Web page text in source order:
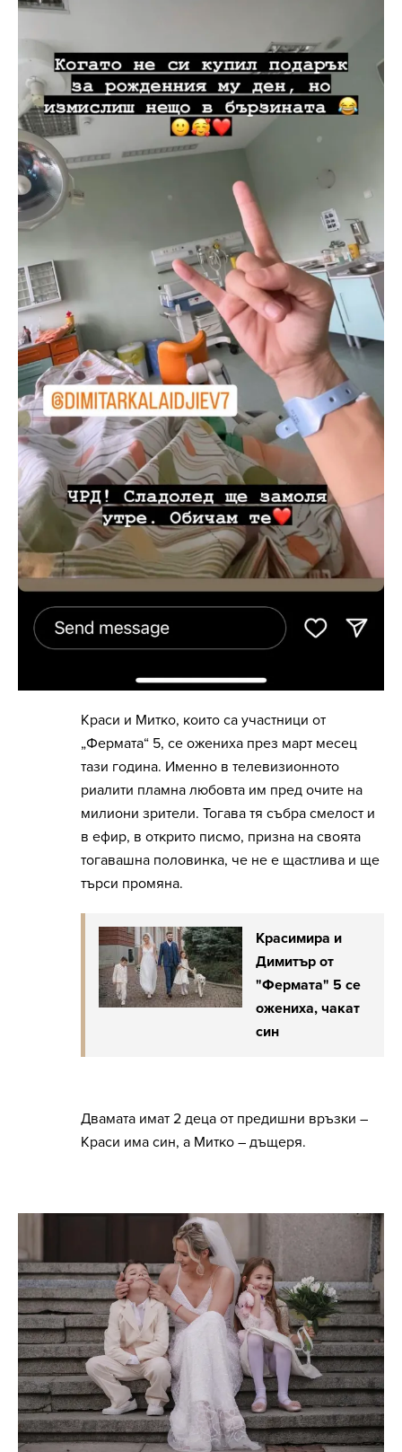
Краси и Митко, които са участници от
„Фермата“ 5, се ожениха през март месец
тази година. Именно в телевизионното
риалити пламна любовта им пред очите на
милиони зрители. Тогава тя събра смелост и
в ефир, в открито писмо, призна на своята
тогавашна половинка, че не е щастлива и ще
търси промяна.
Красимира и
Димитър от
"Фермата" 5 се
ожениха, чакат
син
Двамата имат 2 деца от предишни връзки –
Краси има син, а Митко – дъщеря.